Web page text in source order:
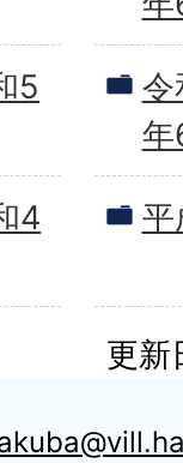
5
令
年
4
更新